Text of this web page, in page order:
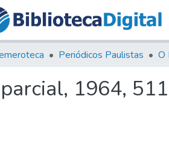
Periódicos Paulistas O
1964,